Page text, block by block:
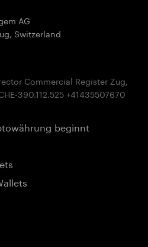
AG
, Switzerland
Commercial Register Zug,
beginnt